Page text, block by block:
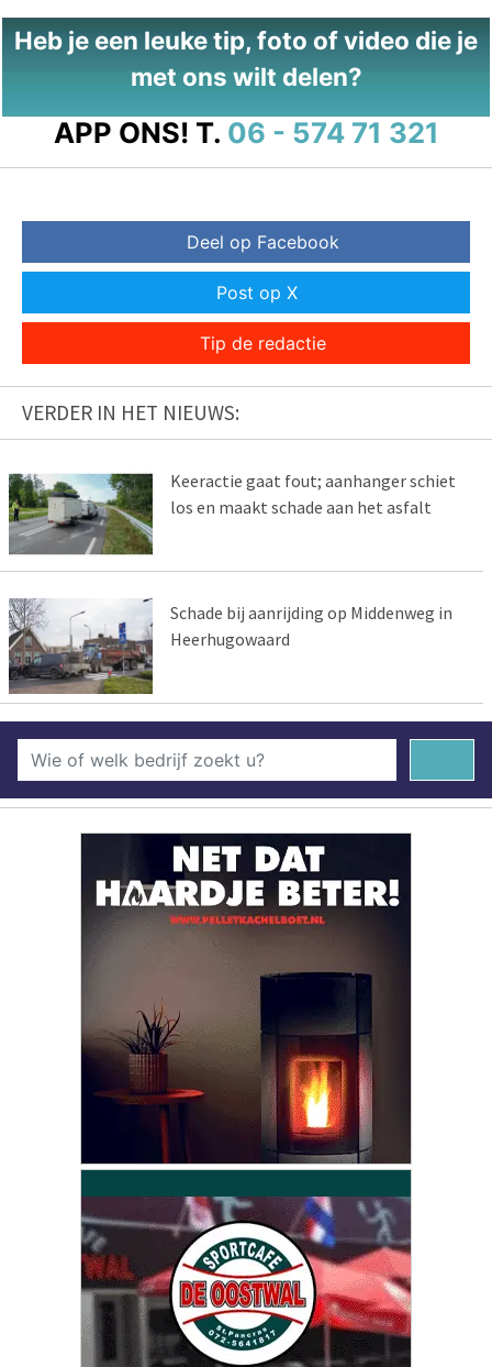
Heb je een leuke tip, foto of video die je
met ons wilt delen?
APP ONS! T. 06 - 574 71 321
Deel op Facebook
Post op X
Tip de redactie
VERDER IN HET NIEUWS:
Keeractie gaat fout; aanhanger schiet
los en maakt schade aan het asfalt
Schade bij aanrijding op Middenweg in
Heerhugowaard